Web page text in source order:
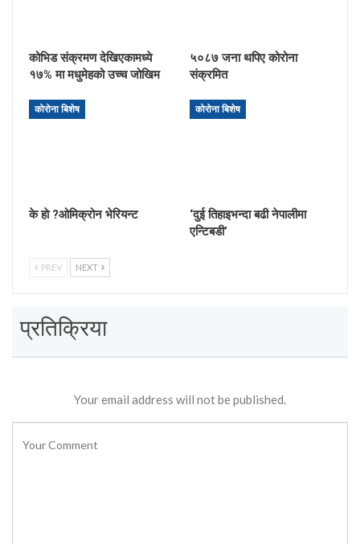
कोभिड संक्रमण देखिएकामध्ये
१७% मा मधुमेहको उच्च जोखिम
५०८७ जना थपिए कोरोना
संक्रमित
कोरोना बिशेष
के हाे ?ओमिक्रोन भेरियन्ट
कोरोना बिशेष
‘दुई तिहाइभन्दा बढी नेपालीमा
एन्टिबडी’
PREV NEXT
प्रतिक्रिया
Your email address will not be published.